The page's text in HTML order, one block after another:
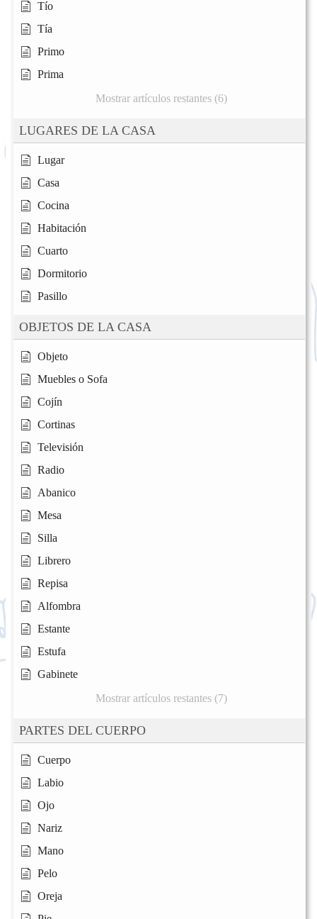
Tío
Tía
Primo
Prima
Mostrar artículos restantes (6)
LUGARES DE LA CASA
Lugar
Casa
Cocina
Habitación
Cuarto
Dormitorio
Pasillo
OBJETOS DE LA CASA
Objeto
Muebles o Sofa
Cojín
Cortinas
Televisión
Radio
Abanico
Mesa
Silla
Librero
Repisa
Alfombra
Estante
Estufa
Gabinete
Mostrar artículos restantes (7)
PARTES DEL CUERPO
Cuerpo
Labio
Ojo
Nariz
Mano
Pelo
Oreja